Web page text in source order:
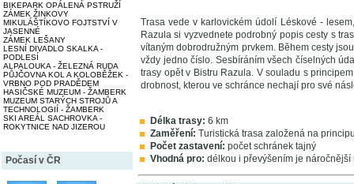
BIKEPARK OPÁLENÁ PSTRUŽÍ
ZÁMEK ŽINKOVY
MIKULÁŠTÍKOVO FOJTSTVÍ V
JASENNÉ
ZÁMEK LEŠANY
LESNÍ DIVADLO SKALKA -
PODLESÍ
ALPALOUKA - ŽELEZNÁ RUDA
PŮJČOVNA KOL A KOLOBĚŽEK -
VRBNO POD PRADĚDEM
HASIČSKÉ MUZEUM - ŽAMBERK
MUZEUM STARÝCH STROJŮ A
TECHNOLOGIÍ - ŽAMBERK
SKI AREÁL SACHROVKA -
ROKYTNICE NAD JIZEROU
Počasí v ČR
Trasa vede v karlovickém údolí Léskové -
Razula si vyzvednete podrobný popis cesty s
vítaným dobrodružným prvkem. Během cesty
vždy jedno číslo. Sesbíráním všech číselných
trasy opět v Bistru Razula. V souladu s
drobnost, kterou ve schránce nechají pro své
Délka trasy: 6 km
Zaměření: Turistická trasa založená na
Počet zastavení: počet schránek tajný
Vhodná pro: délkou i převýšením je